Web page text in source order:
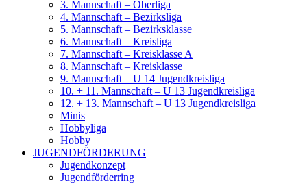
3. Mannschaft – Oberliga
4. Mannschaft – Bezirksliga
5. Mannschaft – Bezirksklasse
6. Mannschaft – Kreisliga
7. Mannschaft – Kreisklasse A
8. Mannschaft – Kreisklasse
9. Mannschaft – U 14 Jugendkreisliga
10. + 11. Mannschaft – U 13 Jugendkreisliga
12. + 13. Mannschaft – U 13 Jugendkreisliga
Minis
Hobbyliga
Hobby
JUGENDFÖRDERUNG
Jugendkonzept
Jugendförderring